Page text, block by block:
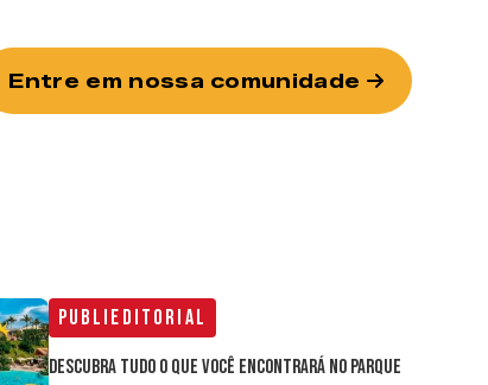
Entre em nossa comunidade
Publieditorial
Descubra tudo o que você encontrará no parque